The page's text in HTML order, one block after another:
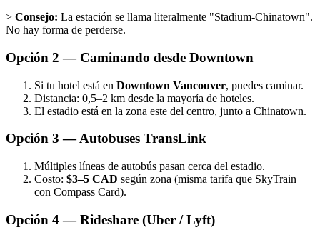
> Consejo: La estación se llama literalmente "Stadium-Chinatown".
No hay forma de perderse.
Opción 2 — Caminando desde Downtown
Si tu hotel está en Downtown Vancouver, puedes caminar.
Distancia: 0,5–2 km desde la mayoría de hoteles.
El estadio está en la zona este del centro, junto a Chinatown.
Opción 3 — Autobuses TransLink
Múltiples líneas de autobús pasan cerca del estadio.
Costo: $3–5 CAD según zona (misma tarifa que SkyTrain
con Compass Card).
Opción 4 — Rideshare (Uber / Lyft)